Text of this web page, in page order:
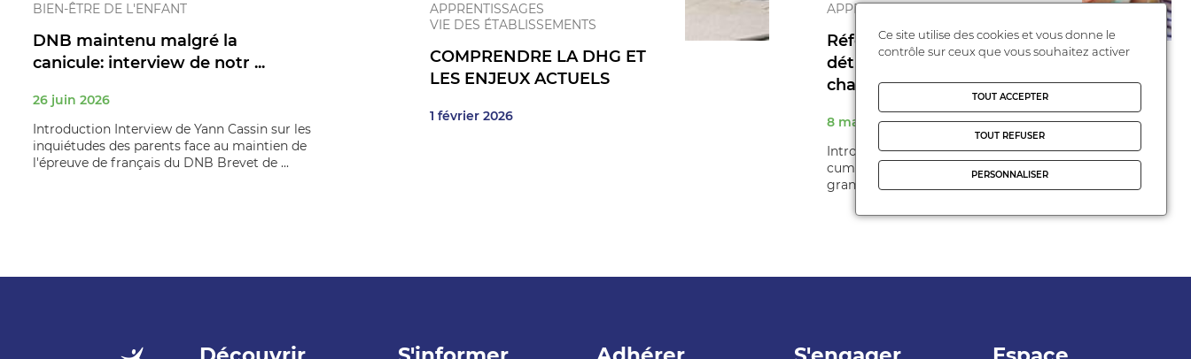
BIEN-ÊTRE DE L'ENFANT
DNB maintenu malgré la
canicule: interview de notr ...
26 juin 2026
Introduction Interview de Yann Cassin sur les
inquiétudes des parents face au maintien de
l'épreuve de français du DNB Brevet de ...
APPRENTISSAGES
VIE DES ÉTABLISSEMENTS
COMPRENDRE LA DHG ET
LES ENJEUX ACTUELS
1 février 2026
APPRENTISSAGES
Réforme du collège
détricotée, quels
changements à ...
8 mars 2025
Introduction Dispositifs « assouplis », possibilité de
cumuler les options, marge de manœuvre plus
grande donnée au CA… Le gouve ...
Ce site utilise des cookies et vous donne le
contrôle sur ceux que vous souhaitez activer
TOUT ACCEPTER
TOUT REFUSER
PERSONNALISER